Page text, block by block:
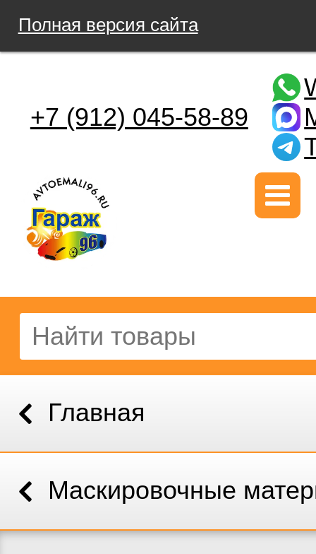
Полная версия сайта
+7 (912) 045-58-89
Главная
Маскировочные